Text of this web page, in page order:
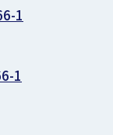
1
1